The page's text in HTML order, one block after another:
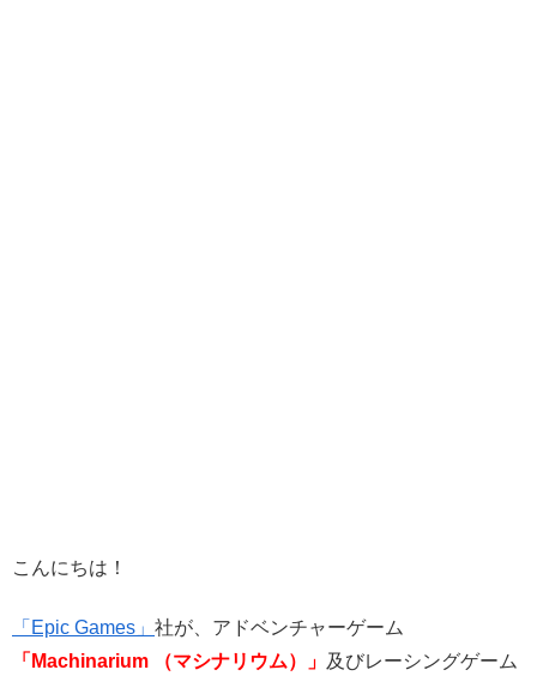
こんにちは！
「Epic Games」 社が、アドベンチャーゲーム
「Machinarium （マシナリウム）」 及びレーシングゲーム